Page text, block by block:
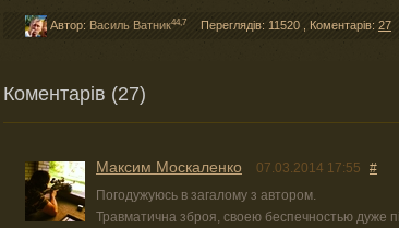
Автор: Василь Ватник44,7 Переглядів: 11520 Коментарів: 27
Коментарів (27)
Максим Москаленко 07.03.2014 17:55 #
Погодужуюсь в загалому з автором.
Травматична зброя, своею беспечностью дуже